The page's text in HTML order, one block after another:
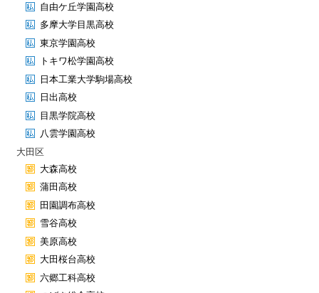
自由ケ丘学園高校
多摩大学目黒高校
東京学園高校
トキワ松学園高校
日本工業大学駒場高校
日出高校
目黒学院高校
八雲学園高校
大田区
大森高校
蒲田高校
田園調布高校
雪谷高校
美原高校
大田桜台高校
六郷工科高校